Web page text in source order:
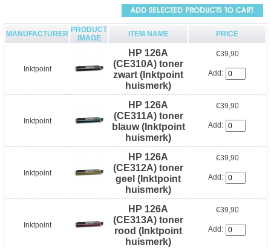
MANUFACTURER PRODUCT
IMAGE
ITEM NAME PRICE
Inktpoint
HP 126A
(CE310A) toner
zwart (Inktpoint
huismerk)
€39,90
Add:
Inktpoint
HP 126A
(CE311A) toner
blauw (Inktpoint
huismerk)
€39,90
Add:
Inktpoint
HP 126A
(CE312A) toner
geel (Inktpoint
huismerk)
€39,90
Add:
Inktpoint
HP 126A
(CE313A) toner
rood (Inktpoint
huismerk)
€39,90
Add: